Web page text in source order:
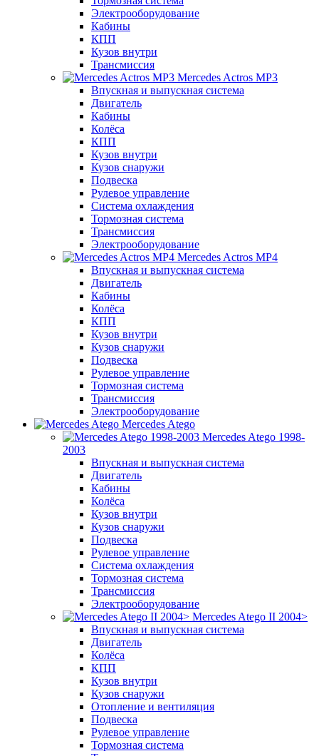
Электрооборудование
Кабины
КПП
Кузов внутри
Трансмиссия
Mercedes Actros MP3
Впускная и выпускная система
Двигатель
Кабины
Колёса
КПП
Кузов внутри
Кузов снаружи
Подвеска
Рулевое управление
Система охлаждения
Тормозная система
Трансмиссия
Электрооборудование
Mercedes Actros MP4
Впускная и выпускная система
Двигатель
Кабины
Колёса
КПП
Кузов внутри
Кузов снаружи
Подвеска
Рулевое управление
Тормозная система
Трансмиссия
Электрооборудование
Mercedes Atego
Mercedes Atego 1998-
2003
Впускная и выпускная система
Двигатель
Кабины
Колёса
Кузов внутри
Кузов снаружи
Подвеска
Рулевое управление
Система охлаждения
Тормозная система
Трансмиссия
Электрооборудование
Mercedes Atego II 2004>
Впускная и выпускная система
Двигатель
Колёса
КПП
Кузов внутри
Кузов снаружи
Отопление и вентиляция
Подвеска
Рулевое управление
Тормозная система